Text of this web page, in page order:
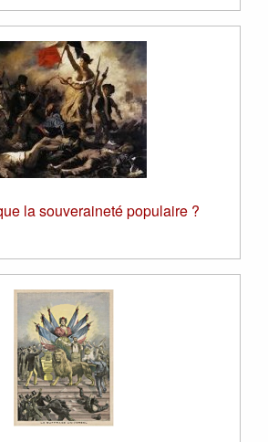
la souveraineté populaire ?